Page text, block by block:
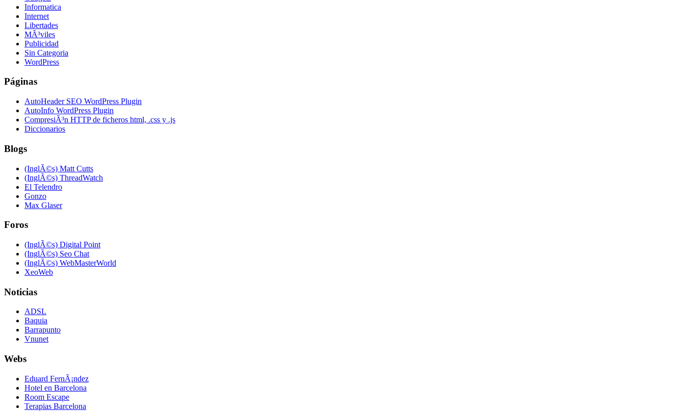
Informatica
Internet
Libertades
MÃ³viles
Publicidad
Sin Categoria
WordPress
Páginas
AutoHeader SEO WordPress Plugin
AutoInfo WordPress Plugin
CompresiÃ³n HTTP de ficheros html, .css y .js
Diccionarios
Blogs
(InglÃ©s) Matt Cutts
(InglÃ©s) ThreadWatch
El Telendro
Gonzo
Max Glaser
Foros
(InglÃ©s) Digital Point
(InglÃ©s) Seo Chat
(InglÃ©s) WebMasterWorld
XeoWeb
Noticias
ADSL
Baquia
Barrapunto
Vnunet
Webs
Eduard FernÃ¡ndez
Hotel en Barcelona
Room Escape
Terapias Barcelona